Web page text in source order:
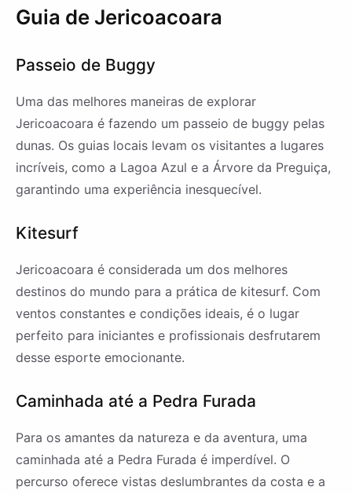
Guia de Jericoacoara
Passeio de Buggy
Uma das melhores maneiras de explorar
Jericoacoara é fazendo um passeio de buggy pelas
dunas. Os guias locais levam os visitantes a lugares
incríveis, como a Lagoa Azul e a Árvore da Preguiça,
garantindo uma experiência inesquecível.
Kitesurf
Jericoacoara é considerada um dos melhores
destinos do mundo para a prática de kitesurf. Com
ventos constantes e condições ideais, é o lugar
perfeito para iniciantes e profissionais desfrutarem
desse esporte emocionante.
Caminhada até a Pedra Furada
Para os amantes da natureza e da aventura, uma
caminhada até a Pedra Furada é imperdível. O
percurso oferece vistas deslumbrantes da costa e a